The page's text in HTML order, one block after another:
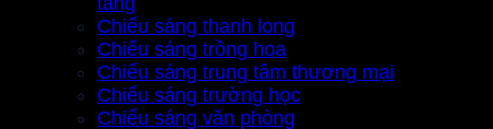
Chiếu sáng thanh long
Chiếu sáng trồng hoa
Chiếu sáng trung tâm thương mại
Chiếu sáng trường học
Chiếu sáng văn phòng